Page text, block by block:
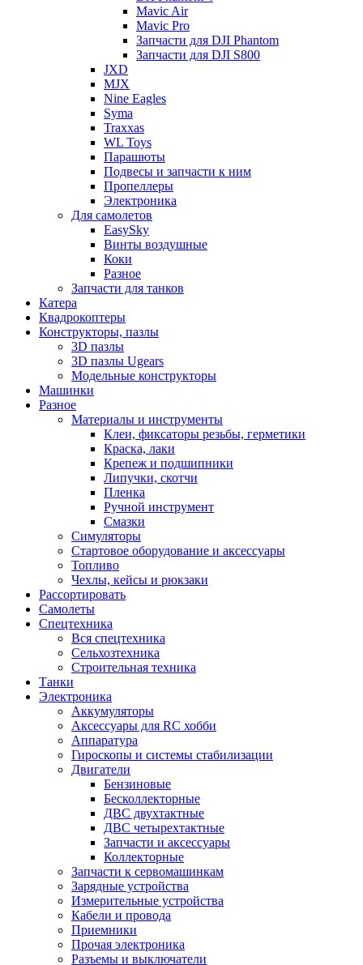
Mavic Air
Mavic Pro
Запчасти для DJI Phantom
Запчасти для DJI S800
JXD
MJX
Nine Eagles
Syma
Traxxas
WL Toys
Парашюты
Подвесы и запчасти к ним
Пропеллеры
Электроника
Для самолетов
EasySky
Винты воздушные
Коки
Разное
Запчасти для танков
Катера
Квадрокоптеры
Конструкторы, пазлы
3D пазлы
3D пазлы Ugears
Модельные конструкторы
Машинки
Разное
Материалы и инструменты
Клеи, фиксаторы резьбы, герметики
Краска, лаки
Крепеж и подшипники
Липучки, скотчи
Пленка
Ручной инструмент
Смазки
Симуляторы
Стартовое оборудование и аксессуары
Топливо
Чехлы, кейсы и рюкзаки
Рассортировать
Самолеты
Спецтехника
Вся спецтехника
Сельхозтехника
Строительная техника
Танки
Электроника
Аккумуляторы
Аксессуары для RC хобби
Аппаратура
Гироскопы и системы стабилизации
Двигатели
Бензиновые
Бесколлекторные
ДВС двухтактные
ДВС четырехтактные
Запчасти и аксессуары
Коллекторные
Запчасти к сервомашинкам
Зарядные устройства
Измерительные устройства
Кабели и провода
Приемники
Прочая электроника
Разъемы и выключатели